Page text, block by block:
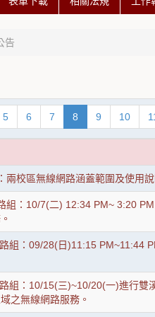
告
5 6 7 8 9 10
兩校區無線網路涵蓋範圍及使用說
組：10/7(二) 12:34 PM~ 3:20
組：09/28(日)11:15 PM~11:44
組：10/15(三)~10/20(一)進行
之無線網路服務。